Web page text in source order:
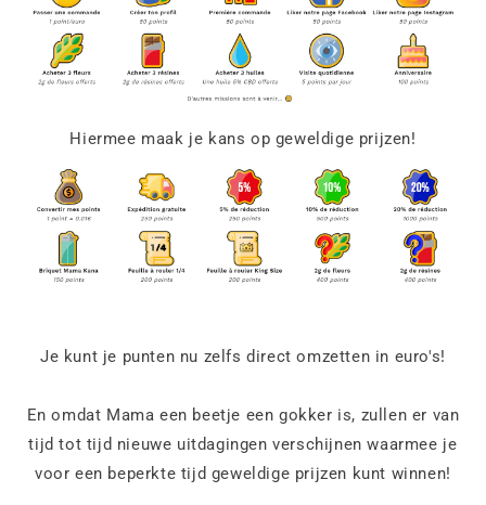
Hiermee maak je kans op geweldige prijzen!
Je kunt je punten nu zelfs direct omzetten in euro's!
En omdat Mama een beetje een gokker is, zullen er van
tijd tot tijd nieuwe uitdagingen verschijnen waarmee je
voor een beperkte tijd geweldige prijzen kunt winnen!